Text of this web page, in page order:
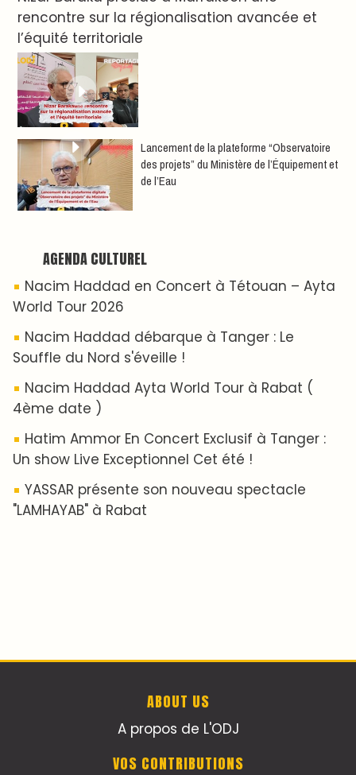
VIDÉOS & CLIP +
LES PLUS RÉCENTS
دِيمَا المَغرِب Clip
Clip : 🎵Allez, allez ! Ramenez-nous cette
coupe à la maison !
🎵Bulldozer Blues
🎵 Ormuzera bien, qui ormuzera le
Reportages
Nizar Baraka préside à Marrakech une
l’équité territoriale
​Lancement de la plateforme “Observatoire
des projets” du Ministère de l’Équipement et
World Tour 2026
Nacim Haddad débarque à Tanger : Le
Souffle du Nord s'éveille !
Nacim Haddad Ayta World Tour à Rabat (